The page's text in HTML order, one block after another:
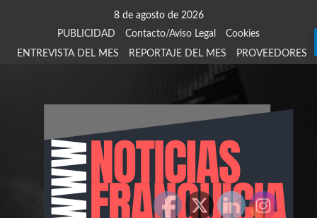
8 de agosto de 2026
PUBLICIDAD
Contacto/Aviso Legal
Cookies
ENTREVISTA DEL MES
REPORTAJE DEL MES PROVEEDORES
924 907